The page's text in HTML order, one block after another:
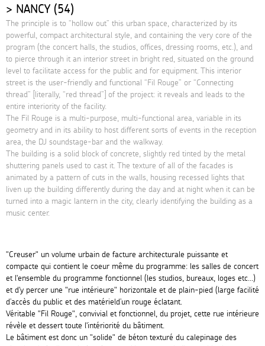
NANCY (54)
The principle is to “hollow out” this urban space, characterized by its
powerful, compact architectural style, and containing the very core of the
program (the concert halls, the studios, offices, dressing rooms, etc.), and
to pierce through it an interior street in bright red, situated on the ground
level to facilitate access for the public and for equipment. This interior
street is the user-friendly and functional “Fil Rouge” or “Connecting
thread” [literally, “red thread”] of the project: it reveals and leads to the
entire interiority of the facility.
The Fil Rouge is a multi-purpose, multi-functional area, variable in its
geometry and in its ability to host different sorts of events in the reception
area, the DJ soundstage-bar and the walkway.
The building is a solid block of concrete, slightly red tinted by the metal
shuttering panels used to cast it. The texture of all of the facades is
animated by a pattern of cuts in the walls, housing recessed lights that
liven up the building differently during the day and at night when it can be
turned into a magic lantern in the city, clearly identifying the building as a
music center.
"Creuser" un volume urbain de facture architecturale puissante et
compacte qui contient le coeur même du programme: les salles de concert
et l'ensemble du programme fonctionnel (les studios, bureaux, loges etc...)
et d'y percer une "rue intérieure" horizontale et de plain-pied (large facilité
d’accès du public et des matérield’un rouge éclatant.
Véritable "Fil Rouge", convivial et fonctionnel, du projet, cette rue intérieure
révèle et dessert toute l'intériorité du bâtiment.
Le bâtiment est donc un "solide" de béton texturé du calepinage des